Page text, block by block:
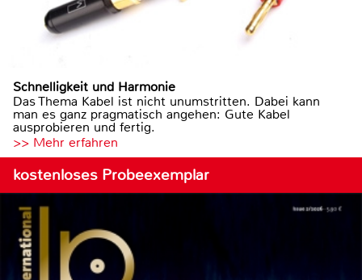
Schnelligkeit und Harmonie
Das Thema Kabel ist nicht unumstritten. Dabei kann
man es ganz pragmatisch angehen: Gute Kabel
ausprobieren und fertig.
>> Mehr erfahren
kostenloses Probeexemplar